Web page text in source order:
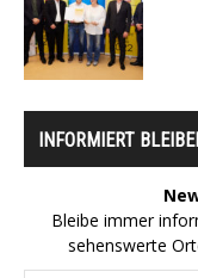
INFORMIERT
Bleibe immer
sehenswerte